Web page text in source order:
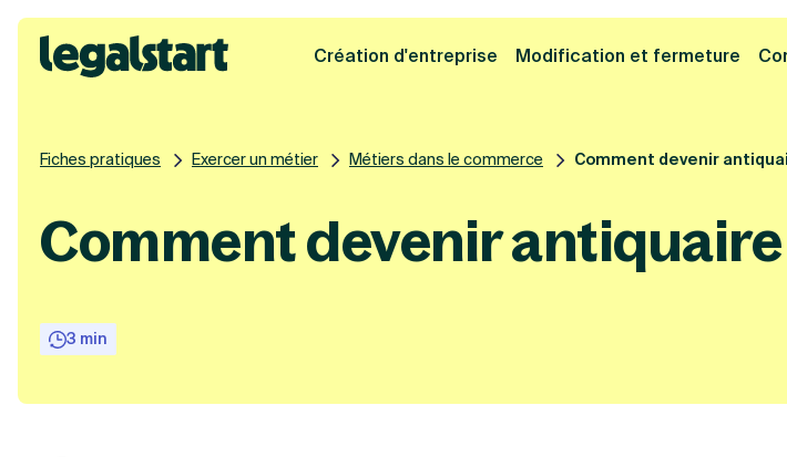
Cliquez ici pour reprendre
Legalstart
Création d'entreprise Modification et fermeture
Fiches pratiques Exercer un métier Métiers dans le commerce Comment devenir
Comment devenir antiquaire
3 min